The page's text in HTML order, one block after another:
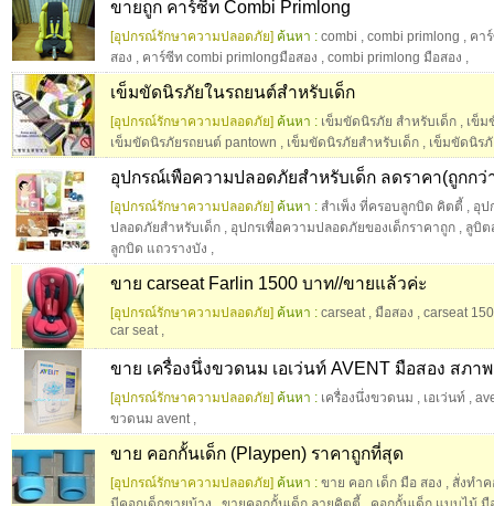
ขายถูก คาร์ซีท Combi Primlong
[อุปกรณ์รักษาความปลอดภัย] ค้นหา : combi , combi primlong , คา
สอง , คาร์ซีท combi primlongมือสอง , combi primlong มือสอง ,
เข็มขัดนิรภัยในรถยนต์สำหรับเด็ก
[อุปกรณ์รักษาความปลอดภัย] ค้นหา : เข็มขัดนิรภัย สำหรับเด็ก , เข็ม
เข็มขัดนิรภัยรถยนต์ pantown , เข็มขัดนิรภัยสำหรับเด็ก , เข็มขัดนิร
อุปกรณ์เพือความปลอดภัยสำหรับเด็ก ลดราคา(ถูกกว่
[อุปกรณ์รักษาความปลอดภัย] ค้นหา : สําเพ็ง ที่ครอบลูกบิด คิตตี้ , อุป
ปลอดภัยสำหรับเด็ก , อุปกรเพื่อความปลอดภัยของเด็กราคาถูก , ลูบิต
ลูกบิด แถวรางบัง ,
ขาย carseat Farlin 1500 บาท//ขายแล้วค่ะ
[อุปกรณ์รักษาความปลอดภัย] ค้นหา : carseat, มือสอง , carseat
car seat,
ขาย เครื่องนึ่งขวดนม เอเว่นท์ AVENT มือสอง สภาพ
[อุปกรณ์รักษาความปลอดภัย] ค้นหา : เครื่องนึ่งขวดนม , เอเว่นท์ ,
ขวดนม avent,
ขาย คอกกั้นเด็ก (Playpen) ราคาถูกที่สุด
[อุปกรณ์รักษาความปลอดภัย] ค้นหา : ขาย คอก เด็ก มือ สอง , สั่งทำ